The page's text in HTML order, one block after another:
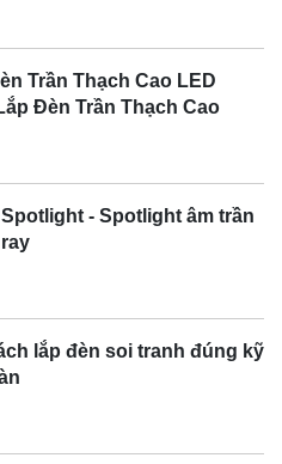
Trần Thạch Cao LED
Đèn Trần Thạch Cao
- Spotlight âm trần
lắp đèn soi tranh đúng kỹ